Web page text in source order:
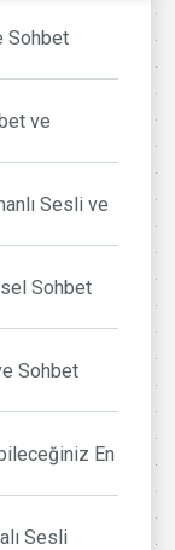
Sohbet
ve
Sesli ve
Sohbet
Sohbet
En
Sesli